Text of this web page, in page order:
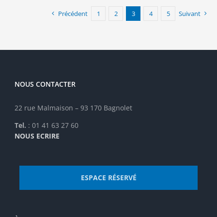
Précédent 1 2 3 4 5 Suivant
NOUS CONTACTER
22 rue Malmaison – 93 170 Bagnolet
Tel. : 01 41 63 27 60
NOUS ECRIRE
ESPACE RÉSERVÉ